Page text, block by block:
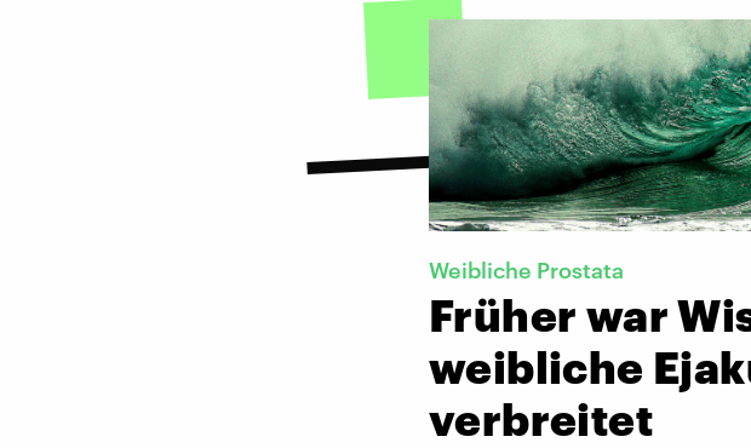
Weibliche Prostata
Früher war
weibliche
verbreitet